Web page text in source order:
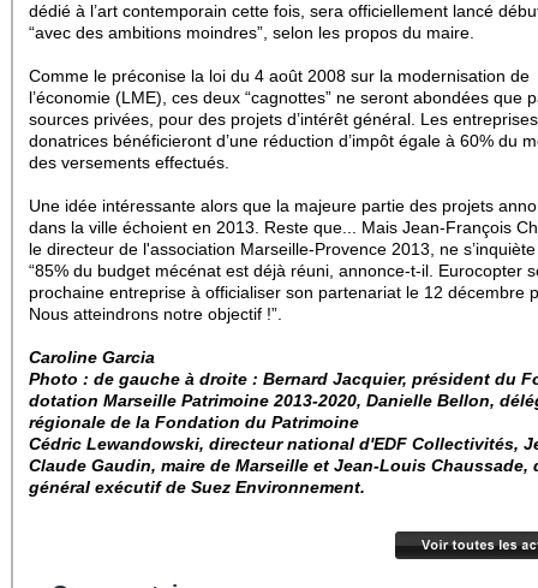
dédié à l’art contemporain cette fois, sera officiellement lancé
“avec des ambitions moindres”, selon les propos du maire.
Comme le préconise la loi du 4 août 2008 sur la modernisation de
l’économie (LME), ces deux “cagnottes” ne seront abondées que
sources privées, pour des projets d’intérêt général. Les entreprises
donatrices bénéficieront d’une réduction d’impôt égale à 60% du
des versements effectués.
Une idée intéressante alors que la majeure partie des projets
dans la ville échoient en 2013. Reste que... Mais Jean-François
le directeur de l'association Marseille-Provence 2013, ne
“85% du budget mécénat est déjà réuni, annonce-t-il. Eurocopter
prochaine entreprise à officialiser son partenariat le 12 décembre
Nous atteindrons notre objectif !”.
Caroline Garcia
Photo : de gauche à droite : Bernard Jacquier, président du
dotation Marseille Patrimoine 2013-2020, Danielle Bellon,
régionale de la Fondation du Patrimoine
Cédric Lewandowski, directeur national d'EDF Collectivités,
Claude Gaudin, maire de Marseille et Jean-Louis Chaussade,
général exécutif de Suez Environnement.